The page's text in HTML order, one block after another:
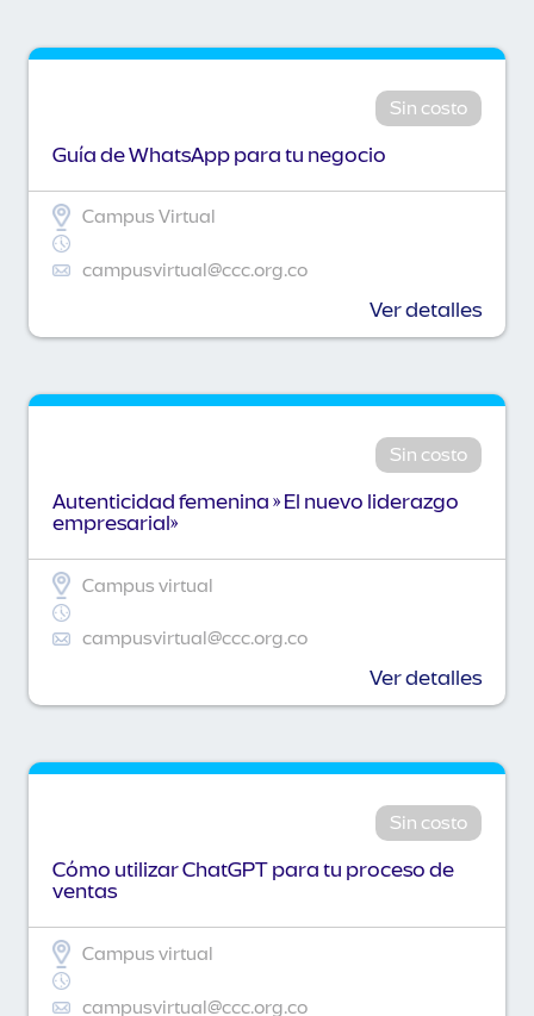
Sin costo
Guía de WhatsApp para tu negocio
Campus Virtual
campusvirtual@ccc.org.co
Ver detalles
Sin costo
Autenticidad femenina » El nuevo liderazgo
empresarial»
Campus virtual
campusvirtual@ccc.org.co
Ver detalles
Sin costo
Cómo utilizar ChatGPT para tu proceso de
ventas
Campus virtual
campusvirtual@ccc.org.co